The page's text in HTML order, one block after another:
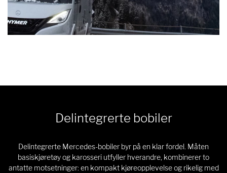
Delintegrerte bobiler
Delintegrerte Mercedes-bobiler byr på en klar fordel. Måten
basiskjøretøy og karosseri utfyller hverandre, kombinerer to
antatte motsetninger: en kompakt kjøreopplevelse og rikelig med